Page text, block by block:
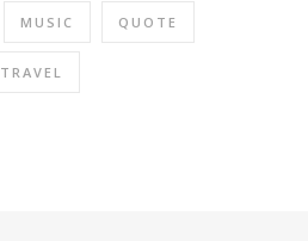
MUSIC QUOTE
TRAVEL